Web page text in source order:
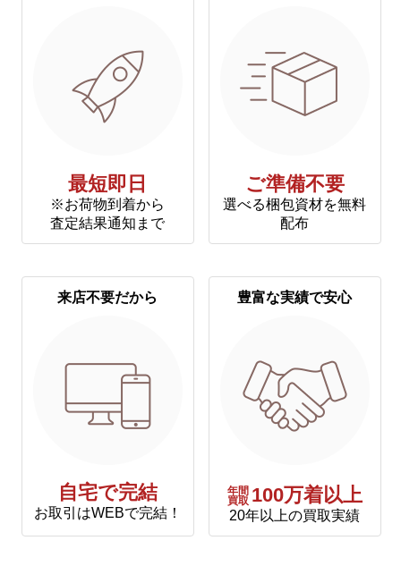
最短即日
※お荷物到着から
査定結果通知まで
ご準備不要
選べる梱包資材を無料
配布
来店不要だから
自宅で完結
お取引はWEBで完結！
豊富な実績で安心
年間
買取 100万着以上
20年以上の買取実績